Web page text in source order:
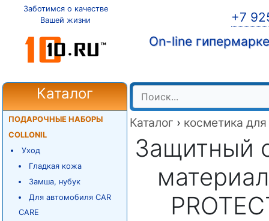
Заботимся о качестве
Вашей жизни
+7
On-line
Каталог
ПОДАРОЧНЫЕ НАБОРЫ
COLLONIL
Уход
Гладкая кожа
Замша, нубук
Для автомобиля CAR
CARE
Каталог › косметика
Защитный